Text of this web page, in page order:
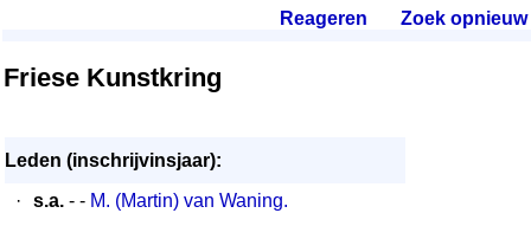
Reageren Zoek opnieuw.
Friese Kunstkring
Leden (inschrijvinsjaar):
·
s.a. - - M. (Martin) van Waning.